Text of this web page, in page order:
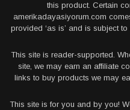
this product. Certain
amerikadayasiyorum.com
provided ‘as is’ and is subject
This site is reader-supported.
site, we may earn an affiliate
links to buy products we may
This site is for you and by you!